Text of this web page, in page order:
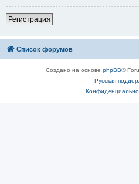
Регистрация
Список форумов
Создано на основе phpBB®
Русская